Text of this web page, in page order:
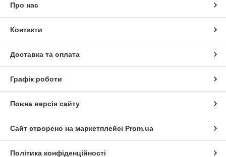
Про нас
Контакти
Доставка та оплата
Графік роботи
Повна версія сайту
Сайт створено на маркетплейсі Prom.ua
Політика конфіденційності